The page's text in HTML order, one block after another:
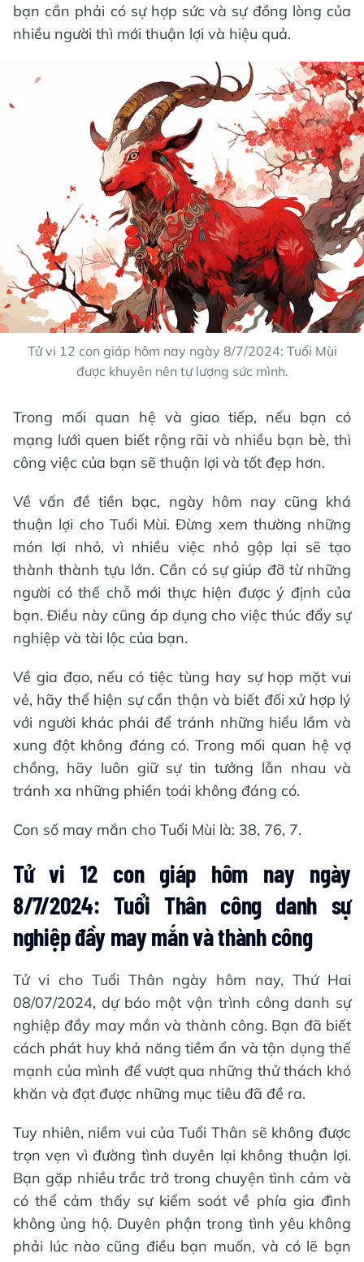
bạn cần phải có sự hợp sức và sự đồng lòng của
nhiều người thì mới thuận lợi và hiệu quả.
Tử vi 12 con giáp hôm nay ngày 8/7/2024: Tuổi Mùi
được khuyên nên tự lượng sức mình.
Trong mối quan hệ và giao tiếp, nếu bạn có
mạng lưới quen biết rộng rãi và nhiều bạn bè, thì
công việc của bạn sẽ thuận lợi và tốt đẹp hơn.
Về vấn đề tiền bạc, ngày hôm nay cũng khá
thuận lợi cho Tuổi Mùi. Đừng xem thường những
món lợi nhỏ, vì nhiều việc nhỏ gộp lại sẽ tạo
thành thành tựu lớn. Cần có sự giúp đỡ từ những
người có thế chỗ mới thực hiện được ý định của
bạn. Điều này cũng áp dụng cho việc thúc đẩy sự
nghiệp và tài lộc của bạn.
Về gia đạo, nếu có tiệc tùng hay sự họp mặt vui
vẻ, hãy thể hiện sự cẩn thận và biết đối xử hợp lý
với người khác phái để tránh những hiểu lầm và
xung đột không đáng có. Trong mối quan hệ vợ
chồng, hãy luôn giữ sự tin tưởng lẫn nhau và
tránh xa những phiền toái không đáng có.
Con số may mắn cho Tuổi Mùi là: 38, 76, 7.
Tử vi 12 con giáp hôm nay ngày
8/7/2024: Tuổi Thân công danh sự
nghiệp đầy may mắn và thành công
Tử vi cho Tuổi Thân ngày hôm nay, Thứ Hai
08/07/2024, dự báo một vận trình công danh sự
nghiệp đầy may mắn và thành công. Bạn đã biết
cách phát huy khả năng tiềm ẩn và tận dụng thế
mạnh của mình để vượt qua những thử thách khó
khăn và đạt được những mục tiêu đã đề ra.
Tuy nhiên, niềm vui của Tuổi Thân sẽ không được
trọn vẹn vì đường tình duyên lại không thuận lợi.
Bạn gặp nhiều trắc trở trong chuyện tình cảm và
có thể cảm thấy sự kiểm soát về phía gia đình
không ủng hộ. Duyên phận trong tình yêu không
phải lúc nào cũng điều bạn muốn, và có lẽ bạn